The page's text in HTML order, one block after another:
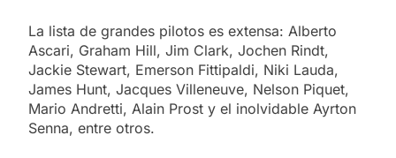
La lista de grandes pilotos es extensa: Alberto
Ascari, Graham Hill, Jim Clark, Jochen Rindt,
Jackie Stewart, Emerson Fittipaldi, Niki Lauda,
James Hunt, Jacques Villeneuve, Nelson Piquet,
Mario Andretti, Alain Prost y el inolvidable Ayrton
Senna, entre otros.